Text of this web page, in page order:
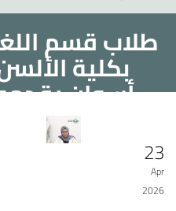
طلاب قسم
بكلية
أسوان
بحثية متميزة
23
Apr
2026